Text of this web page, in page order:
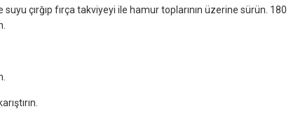
çırğıp fırça takviyeyi ile hamur toplarının üzerine sürün. 180